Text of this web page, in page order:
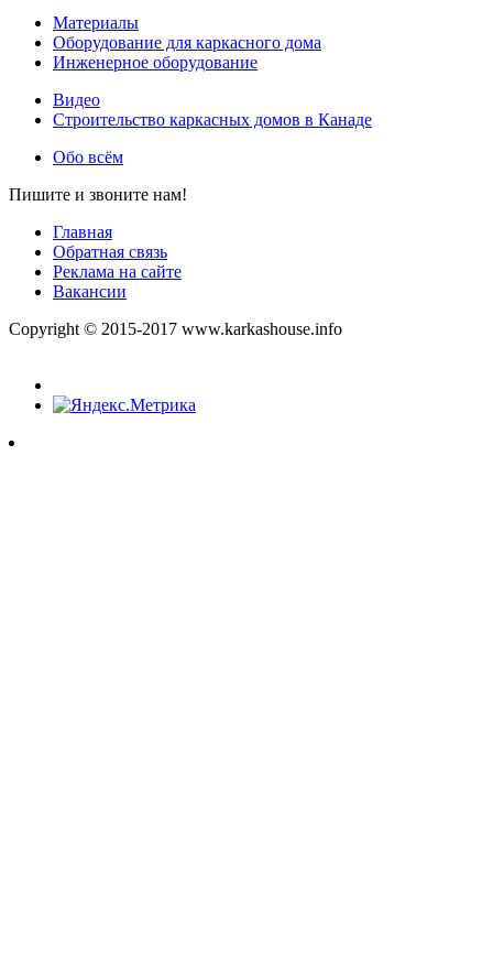
Материалы
Оборудование для каркасного дома
Инженерное оборудование
Видео
Строительство каркасных домов в Канаде
Обо всём
Пишите и звоните нам!
Главная
Обратная связь
Реклама на сайте
Вакансии
Copyright © 2015-2017 www.karkashouse.info